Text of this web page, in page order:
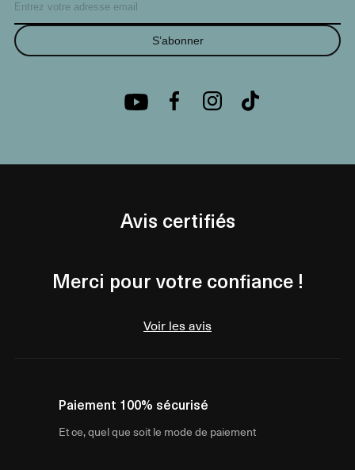
S’abonner
Avis certifiés
Merci pour votre confiance !
Voir les avis
Paiement 100% sécurisé
Et ce, quel que soit le mode de paiement